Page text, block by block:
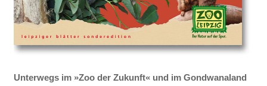
Unterwegs im »Zoo der Zukunft« und im Gondwanaland